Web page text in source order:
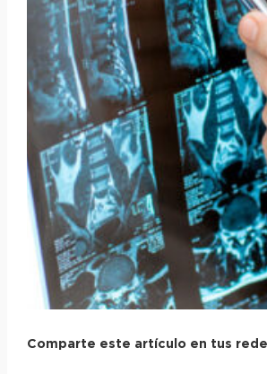
Comparte este artículo en tus